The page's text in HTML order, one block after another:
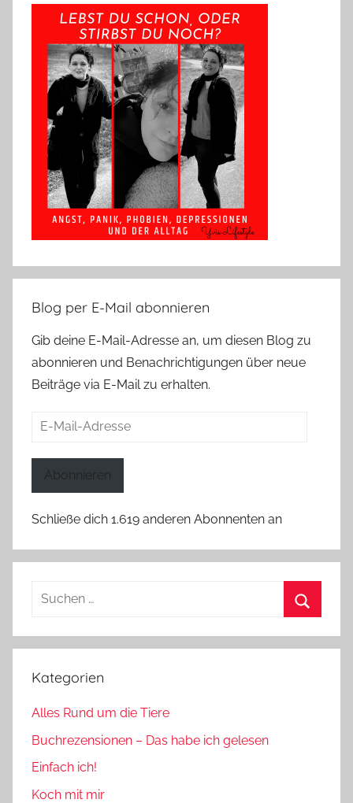
Blog per E-Mail abonnieren
Gib deine E-Mail-Adresse an, um diesen Blog zu
abonnieren und Benachrichtigungen über neue
Beiträge via E-Mail zu erhalten.
E-
Abonnieren
Schließe dich 1.619 anderen Abonnenten an
Suchen
Kategorien
Alles Rund um die Tiere
Buchrezensionen – Das habe ich gelesen
Einfach ich!
Koch mit mir